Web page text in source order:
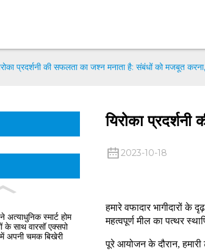
प्रदर्शनी की सफलता का जश्न मनाता है: संबंधों को मजबूत
अत्याधुनिक स्मार्ट होम
के साथ वारसॉ एक्सपो
अपनी चमक बिखेरी
यिरोका
2023-10-18
हमारे वफादार भागीदारों के
महत्वपूर्ण मील का पत्थर
पूरे आयोजन के दौरान,